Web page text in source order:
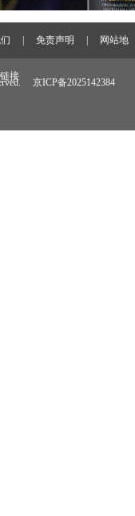
免责声明 网站地
接
京ICP备2025142384